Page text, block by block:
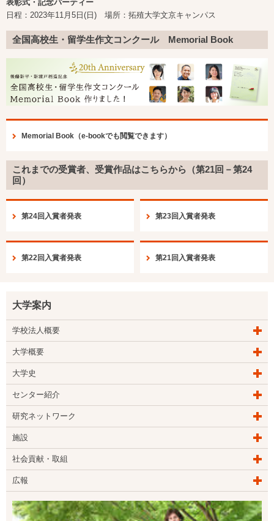
表彰式・記念パーティー
日程：2023年11月5日(日) 場所：拓殖大学文京キャンパス
全国高校生・留学生作文コンクール Memorial Book
Memorial Book（e-bookでも閲覧できます）
これまでの受賞者、受賞作品はこちらから（第21回－第24
回）
第24回入賞者発表 第23回入賞者発表
第22回入賞者発表 第21回入賞者発表
大学案内
学校法人概要
大学概要
大学史
センター紹介
研究ネットワーク
施設
社会貢献・取組
広報